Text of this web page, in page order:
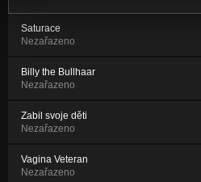
Saturace
Nezařazeno
Billy the Bullhaar
Nezařazeno
Zabil svoje děti
Nezařazeno
Vagina Veteran
Nezařazeno